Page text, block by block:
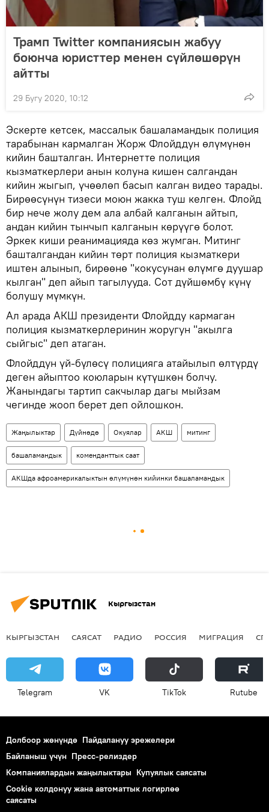
Трамп Twitter компаниясын жабуу
боюнча юристтер менен сүйлөшөрүн
айтты
29 Бугу 2020, 10:12
Эскерте кетсек, массалык башаламандык полиция
тарабынан кармалган Жорж Флойддун өлүмүнөн
кийин башталган. Интернетте полиция
кызматкерлери анын колуна кишен салгандан
кийин жыгып, үчөөлөп басып калган видео тарады.
Бирөөсүнүн тизеси моюн жакка туш келген. Флойд
бир нече жолу дем ала албай калганын айтып,
андан кийин тынчып калганын көрүүгө болот.
Эркек киши реанимацияда көз жумган. Митинг
башталгандан кийин төрт полиция кызматкери
иштен алынып, бирөөнө "кокусунан өлүмгө дуушар
кылган" деп айып тагылууда. Сот дүйшөмбү күнү
болушу мүмкүн.
Ал арада АКШ президенти Флойдду кармаган
полиция кызматкерлеринин жоругун "акылга
сыйгыс" деп атаган.
Флойддун үй-бүлөсү полицияга атайылып өлтүрдү
деген айыптоо коюларын күтүшкөн болчу.
Жанындагы тартип сакчылар дагы мыйзам
чегинде жооп берет деп ойлошкон.
Жаңылыктар Дүйнөдө Окуялар АКШ митинг
башаламандык коменданттык саат
АКШда афроамерикалыктын өлүмүнөн кийинки башаламандык
Кыргызстан
КЫРГЫЗСТАН САЯСАТ РАДИО РОССИЯ МИГРАЦИЯ
Telegram VK ТikТоk Rutube
Долбоор жөнүндө Пайдалануу эрежелери
Байланыш үчүн Пресс-релиздер
Компаниялардын жаңылыктары Купуялык саясаты
Cookie колдонуу жана автоматтык логирлөө
саясаты